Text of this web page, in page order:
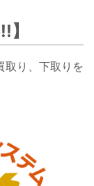
取り、下取りを